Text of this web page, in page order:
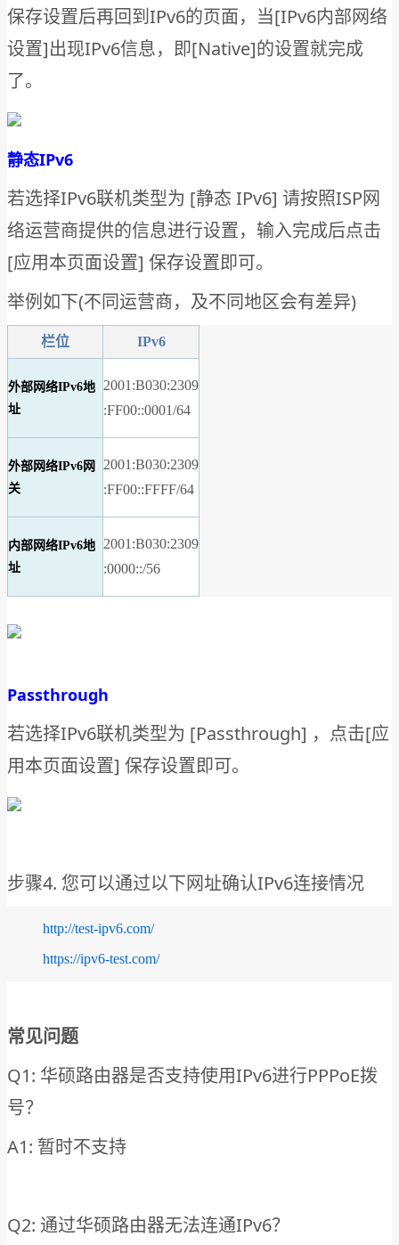
保存设置后再回到IPv6的页面，当[IPv6内部网络
设置]出现IPv6信息，即[Native]的设置就完成
了。
静态IPv6
若选择IPv6联机类型为 [静态 IPv6] 请按照ISP网
络运营商提供的信息进行设置，输入完成后点击
[应用本页面设置] 保存设置即可。
举例如下(不同运营商，及不同地区会有差异)
栏位 IPv6
外部网络IPv6地
址
2001:B030:2309
:FF00::0001/64
外部网络IPv6网
关
2001:B030:2309
:FF00::FFFF/64
内部网络IPv6地
址
2001:B030:2309
:0000::/56
Passthrough
若选择IPv6联机类型为 [Passthrough] ，点击[应
用本页面设置] 保存设置即可。
步骤4. 您可以通过以下网址确认IPv6连接情况
http://test-ipv6.com/
https://ipv6-test.com/
常见问题
Q1: 华硕路由器是否支持使用IPv6进行PPPoE拨
号？
A1: 暂时不支持
Q2: 通过华硕路由器无法连通IPv6？